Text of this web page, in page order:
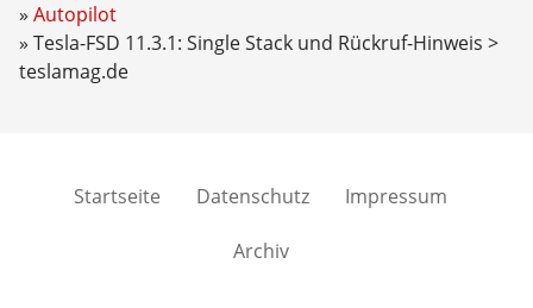
Autopilot
Tesla-FSD 11.3.1: Single Stack und Rückruf-Hinweis >
teslamag.de
Startseite Datenschutz Impressum
Archiv